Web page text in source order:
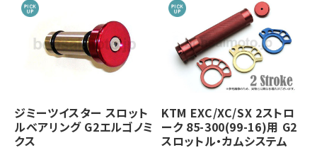
ジミーツイスター スロット
ルベアリング G2エルゴノミ
クス
KTM EXC/XC/SX 2ストロ
ーク 85-300(99-16)用 G2
スロットル・カムシステム